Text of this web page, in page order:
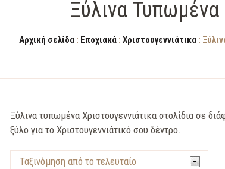
Ξύλινα Τυπωμένα
Αρχική σελίδα : Εποχιακά : Χριστουγεννιάτικα :
Ξύλινα τυπωμένα Χριστουγεννιάτικα στολίδια σε
ξύλο για το Χριστουγεννιάτικό σου δέντρο.